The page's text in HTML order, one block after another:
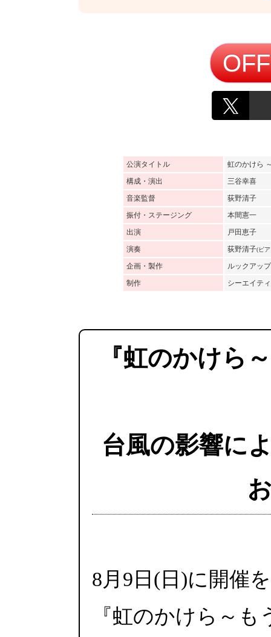
公演タイトル
虹のかけら
構成・演出
三谷幸喜
音楽監督
荻野清子
振付・ステージング
本間憲一
出演
戸田恵子
演奏
荻野清子(ピ
企画・製作
ルックアップ
制作
シーエイテ
『虹のかけら
台風の影響に
8月9日(日)に開催
『虹のかけら～